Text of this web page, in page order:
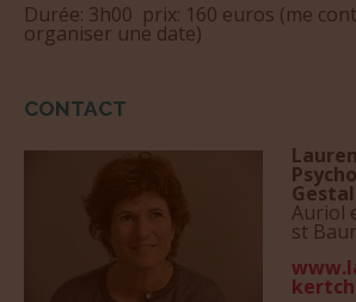
Durée: 3h00 prix: 160 euros (me
organiser une date)
CONTACT
Auriol
st